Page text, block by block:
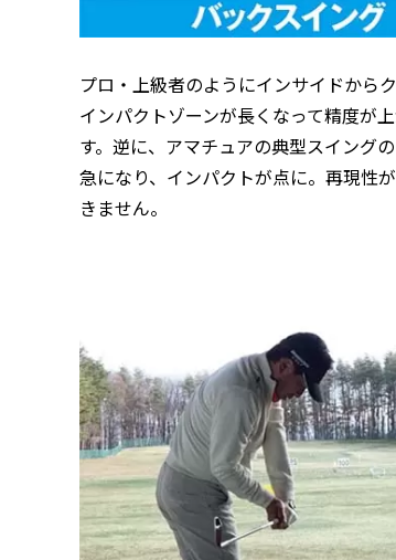
プロ・上級者のようにインサイドから
インパクトゾーンが長くなって精度が
す。逆に、アマチュアの典型スイング
急になり、インパクトが点に。再現性
きません。